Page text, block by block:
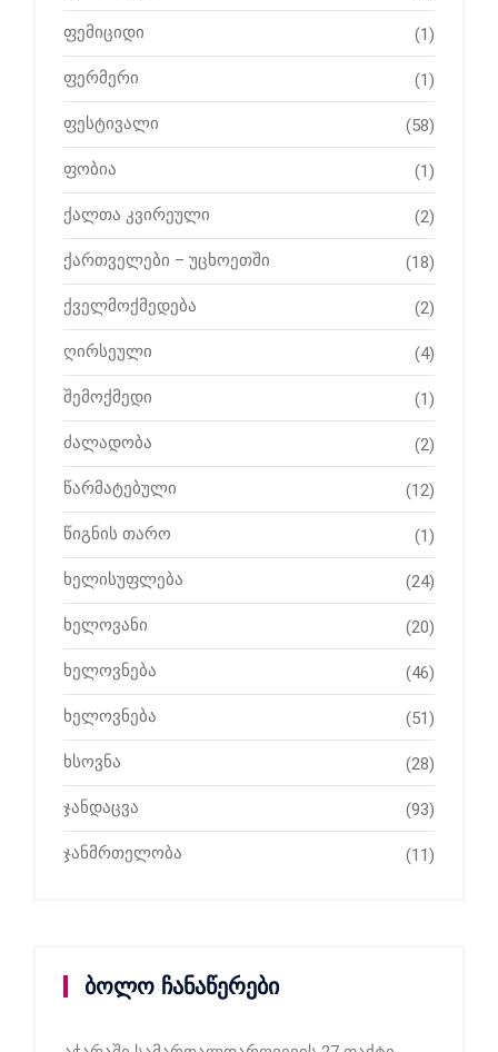
ფემიციდი (1)
ფერმერი (1)
ფესტივალი (58)
ფობია (1)
ქალთა კვირეული (2)
ქართველები – უცხოეთში (18)
ქველმოქმედება (2)
ღირსეული (4)
შემოქმედი (1)
ძალადობა (2)
წარმატებული (12)
წიგნის თარო (1)
ხელისუფლება (24)
ხელოვანი (20)
ხელოვნება (46)
ხელოვნება (51)
ხსოვნა (28)
ჯანდაცვა (93)
ჯანმრთელობა (11)
ბოლო ჩანაწერები